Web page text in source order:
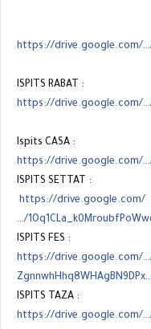
https://drive.google.com/…/
ISPITS RABAT :
https://drive.google.com/…/
Ispits CASA :
https://drive.google.com/…/
ISPITS SETTAT :
https://drive.google.com/
…/
ISPITS FES :
https://drive.google.com/…/
ISPITS TAZA :
https://drive.google.com/…/